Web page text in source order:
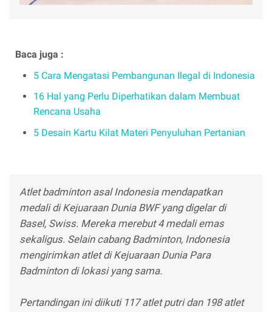
Baca juga :
5 Cara Mengatasi Pembangunan Ilegal di Indonesia
16 Hal yang Perlu Diperhatikan dalam Membuat
Rencana Usaha
5 Desain Kartu Kilat Materi Penyuluhan Pertanian
Atlet badminton asal Indonesia mendapatkan
medali di Kejuaraan Dunia BWF yang digelar di
Basel, Swiss. Mereka merebut 4 medali emas
sekaligus. Selain cabang Badminton, Indonesia
mengirimkan atlet di Kejuaraan Dunia Para
Badminton di lokasi yang sama.
Pertandingan ini diikuti 117 atlet putri dan 198 atlet